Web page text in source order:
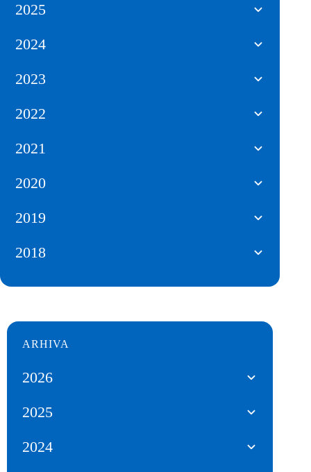
2025
2024
2023
2022
2021
2020
2019
2018
ARHIVA
2026
2025
2024